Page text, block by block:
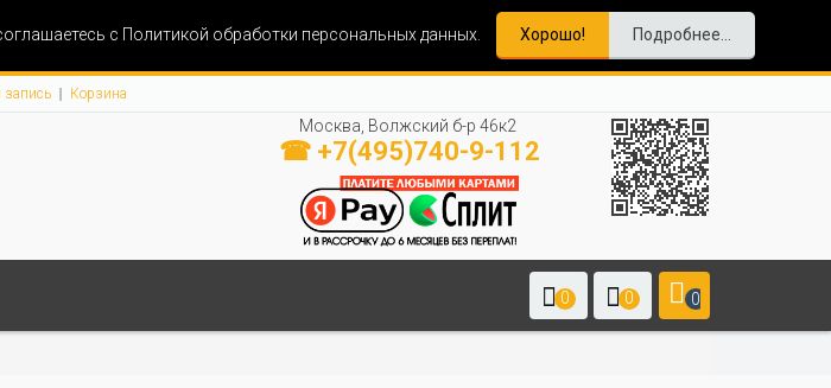
с Политикой обработки персональных данных. Хорошо! Подробнее...
запись Корзина
Москва, Волжский б-р 46к2
☎ +7(495)740-9-112
0 0 0